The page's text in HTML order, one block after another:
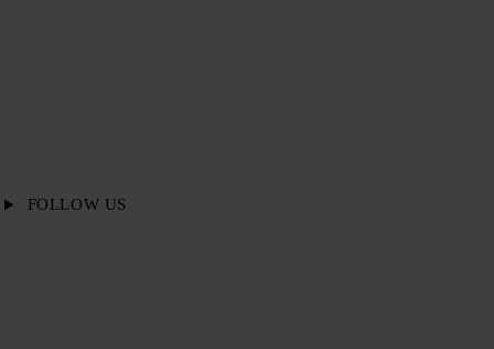
FOLLOW US